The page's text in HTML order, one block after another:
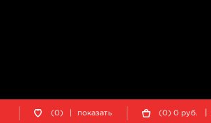
(0) показать (0) 0 руб.